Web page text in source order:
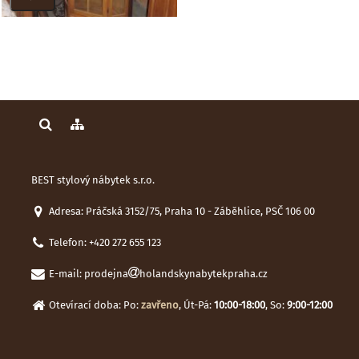
BEST stylový nábytek s.r.o.
Adresa: Práčská 3152/75, Praha 10 - Záběhlice, PSČ 106 00
Telefon: +420 272 655 123
E-mail: prodejna holandskynabytekpraha.cz
Otevírací doba: Po: zavřeno, Út-Pá: 10:00-18:00, So: 9:00-12:00